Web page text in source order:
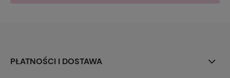
PŁATNOŚCI I DOSTAWA